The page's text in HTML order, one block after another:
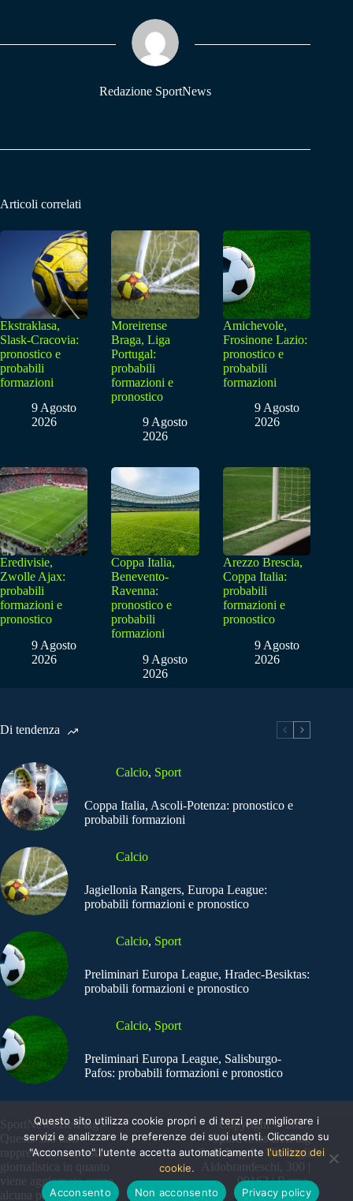
pp m
Redazione SportNews
Articoli correlati
Ekstraklasa,
Slask-Cracovia:
pronostico e
probabili
formazioni
9 Agosto
2026
Moreirense
Braga, Liga
Portugal:
probabili
formazioni e
pronostico
9 Agosto
2026
Amichevole,
Frosinone Lazio:
pronostico e
probabili
formazioni
9 Agosto
2026
Eredivisie,
Zwolle Ajax:
probabili
formazioni e
pronostico
9 Agosto
2026
Coppa Italia,
Benevento-
Ravenna:
pronostico e
probabili
formazioni
9 Agosto
2026
Arezzo Brescia,
Coppa Italia:
probabili
formazioni e
pronostico
9 Agosto
2026
Di tendenza
Calcio, Sport
Coppa Italia, Ascoli-Potenza: pronostico e
probabili formazioni
Calcio
Jagiellonia Rangers, Europa League:
probabili formazioni e pronostico
Calcio, Sport
Preliminari Europa League, Hradec-Besiktas:
probabili formazioni e pronostico
Calcio, Sport
Preliminari Europa League, Salisburgo-
Pafos: probabili formazioni e pronostico
SportNews.BetFlag -
Questo sito non
rappresenta una testata
giornalistica in quanto
viene aggiornato senza
alcuna periodicità
Copyright © 2025
SportNews BetFlag
Sede Legale: Via degli
Aldobrandeschi, 300 |
00163 | Roma
Questo sito utilizza cookie propri e di terzi per migliorare i
servizi e analizzare le preferenze dei suoi utenti. Cliccando su
"Acconsento" l'utente accetta automaticamente l'utilizzo dei
cookie.
Acconsento
Non acconsento Privacy policy